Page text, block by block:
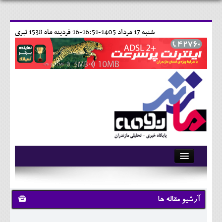
16 فردينه ماه 1538 تبری شنبه 17 مرداد 1405-16:51-
آرشیو
تماس با ما
وبلاگ
آرشیو مقاله ها